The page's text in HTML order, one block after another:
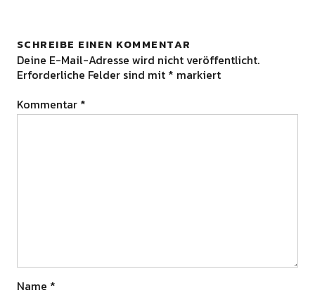
SCHREIBE EINEN KOMMENTAR
Deine E-Mail-Adresse wird nicht veröffentlicht.
Erforderliche Felder sind mit * markiert
Kommentar *
Name *